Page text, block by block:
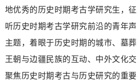
地优秀的历史时期考古学研究生，
听历史时期考古学研究前沿的青年
主题，着眼于历史时期的城市、墓
王朝与边疆民族的互动、中外文化
聚焦历史时期考古与历史研究的重